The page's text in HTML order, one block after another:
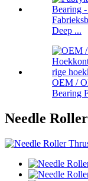
Deep ...
OEM /
Bearing
Needle